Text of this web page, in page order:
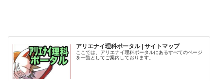
アリエナイ理科ポータル | サイトマップ
ここでは、アリエナイ理科ポータルにあるすべてのページ
を一覧としてご案内しております。